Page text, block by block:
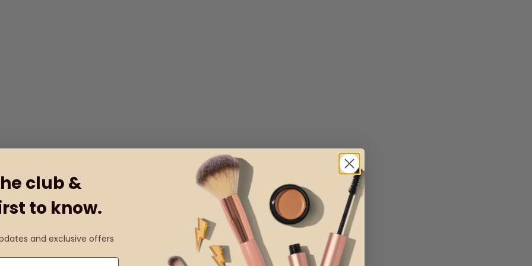
club &
to know.
and exclusive offers